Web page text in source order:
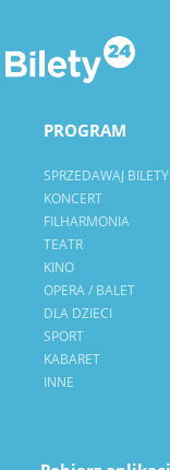
PROGRAM
SPRZEDAWAJ BILETY
KONCERT
FILHARMONIA
TEATR
KINO
OPERA / BALET
DLA DZIECI
SPORT
KABARET
INNE